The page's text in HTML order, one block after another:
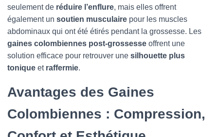
seulement de réduire l’enflure, mais elles offrent
également un soutien musculaire pour les muscles
abdominaux qui ont été étirés pendant la grossesse. Les
gaines colombiennes post-grossesse offrent une
solution efficace pour retrouver une silhouette plus
tonique et raffermie.
Avantages des Gaines
Colombiennes : Compression,